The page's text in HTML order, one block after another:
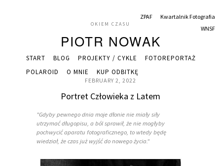
START BLOG PROJEKTY / CYKLE
FOTOREPORTAŻ
POLAROID
O MNIE KUP ODBITKĘ
ZPAF
Kwartalnik Fotografia
WNSF
OKIEM CZASU
PIOTR NOWAK
FEBRUARY 2, 2022
Portret Człowieka z Latem
"Gdyby pewnego dnia moje dłonie nie miały siły
utrzymać długopisu, a ból sprawił, że nie mogłyby
pochwycić aparatu fotograficznego, to wtedy będę
wiedział, że czas już wyjść do nowego życia."